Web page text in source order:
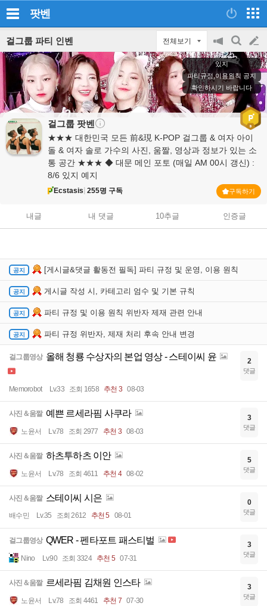
팟벤
걸그룹 파티 인벤 전체보기
공
지
on/off
검
색
글
쓰
기
있지
파티규정,이용원칙 공지
확인하시기 바랍니다
걸그룹 팟벤
Ecstasis 255명 구독
★★★ 대한민국 모든 前&現 K-POP 걸그룹 & 여자 아이
돌 & 여자 솔로 가수의 사진, 움짤, 영상과 정보가 있는 소
통 공간 ★★★ ◆ 대문 메인 포토 (매일 AM 00시 갱신) :
8/6 있지 예지
구독하기
내글 내 댓글 10추글 인증글
[게시글&댓글 활동전 필독] 파티 규정 및 운영, 이용 원칙
게시글 작성 시, 카테고리 엄수 및 기본 규칙
파티 규정 및 이용 원칙 위반자 제재 관련 안내
파티 규정 위반자, 제재 처리 후속 안내 변경
걸그룹영상 올해 청룡 수상자의 본업 영상 - 스테이씨 윤
Memorobot Lv.33 조회 1658 추천 3 08-03
2
댓글
사진＆움짤 예쁜 르세라핌 사쿠라
노윤서 Lv.78 조회 2977 추천 3 08-03
3
댓글
사진＆움짤 하츠투하츠 이안
노윤서 Lv.78 조회 4611 추천 4 08-02
5
댓글
사진＆움짤 스테이씨 시은
배수민 Lv.35 조회 2612 추천 5 08-01
0
댓글
걸그룹영상 QWER - 펜타포트 패스티벌
Nino Lv.90 조회 3324 추천 5 07-31
3
댓글
사진＆움짤 르세라핌 김채원 인스타
노윤서 Lv.78 조회 4461 추천 7 07-30
3
댓글